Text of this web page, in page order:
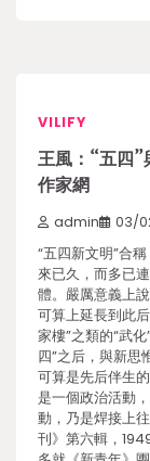
VILIFY
王風：“五四
作家網
admin 03/
“五四新文明”合
來已久，而多已
體。嚴厲意義上
可算上延長到此
家樓”之類的“武
四”之后，與新思
可算是先后伴生
是一個政治活動
動，乃是焊接上
刊》第六輯，